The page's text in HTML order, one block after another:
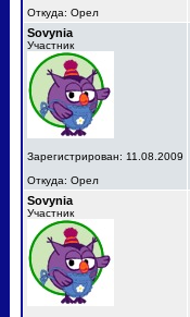
Откуда: Орел
Sovynia
Участник
Зарегистрирован: 11.08.2009
Откуда: Орел
Sovynia
Участник